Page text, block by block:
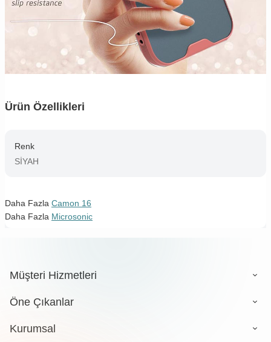
Ürün Özellikleri
Renk
SİYAH
Daha Fazla Camon 16
Daha Fazla Microsonic
Müşteri Hizmetleri
Öne Çıkanlar
Kurumsal